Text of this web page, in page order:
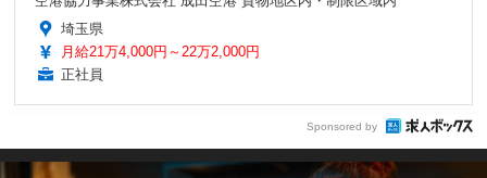
埼玉県
月給21万4,000円～22万2,000円
正社員
Sponsored by